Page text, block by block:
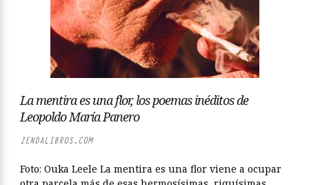
La mentira es una flor, los poemas inéditos de
Leopoldo María Panero
ZENDALIBROS.COM
Foto: Ouka Leele La mentira es una flor viene a ocupar